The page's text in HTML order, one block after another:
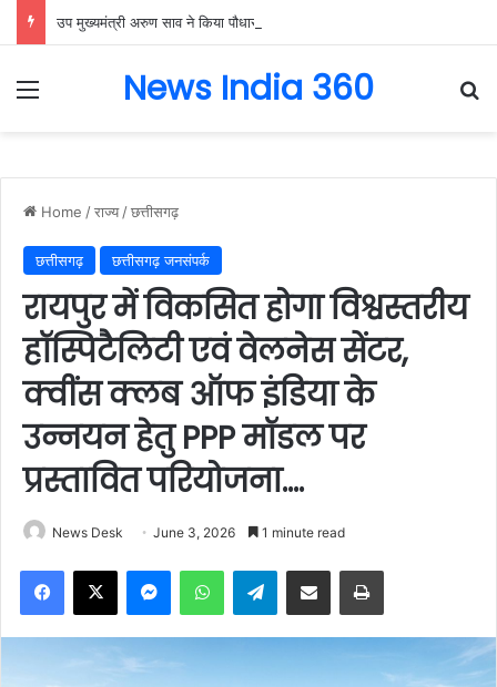
Menu News India 360
Home /राज्य /छत्तीसगढ़
छत्तीसगढ़ छत्तीसगढ़ जनसंपर्क
रायपुर में विकसित होगा विश्वस्तरीय
हॉस्पिटैलिटी एवं वेलनेस सेंटर,
क्वींस क्लब ऑफ इंडिया के
उन्नयन हेतु PPP मॉडल पर
प्रस्तावित परियोजना….
News Desk June 3, 2026 1 minute read
Facebook
X MessengerWhatsAppTelegramShare via Email Print